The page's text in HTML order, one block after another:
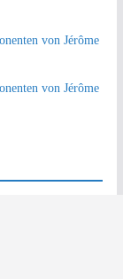
von Jérôme
von Jérôme